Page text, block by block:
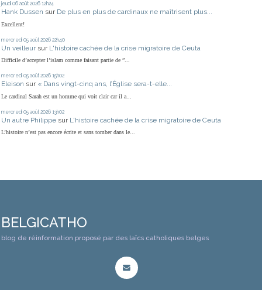
jeudi 06 août 2026 12h24
Hank Dussen sur De plus en plus de cardinaux ne maîtrisent plus...
Excellent!
mercredi 05 août 2026 22h40
Un veilleur sur L'histoire cachée de la crise migratoire de Ceuta
Difficile d’accepter l’islam comme faisant partie de ”...
mercredi 05 août 2026 15h02
Eleison sur « Dans vingt-cinq ans, l’Église sera-t-elle...
Le cardinal Sarah est un homme qui voit clair car il a...
mercredi 05 août 2026 13h02
Un autre Philippe sur L'histoire cachée de la crise migratoire de Ceuta
L’histoire n’est pas encore écrite et sans tomber dans le...
BELGICATHO
blog de réinformation proposé par des laïcs catholiques belges